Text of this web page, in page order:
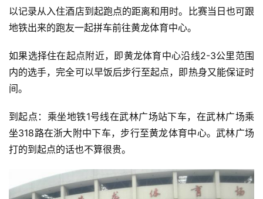
以记录从入住酒店到起跑点的距离和用时。比赛当日也可跟
地铁出来的跑友一起拼车前往黄龙体育中心。
如果选择住在起点附近，即黄龙体育中心沿线2-3公里范围
内的选手，完全可以早饭后步行至起点，即热身又能保证时
间。
到起点：乘坐地铁1号线在武林广场站下车，在武林广场乘
坐318路在浙大附中下车，步行至黄龙体育中心。武林广场
打的到起点的话也不算很贵。